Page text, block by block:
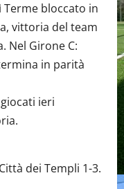
Terme bloccato in
vittoria del team
Nel Girone C:
in parità
ieri
dei Templi 1-3.